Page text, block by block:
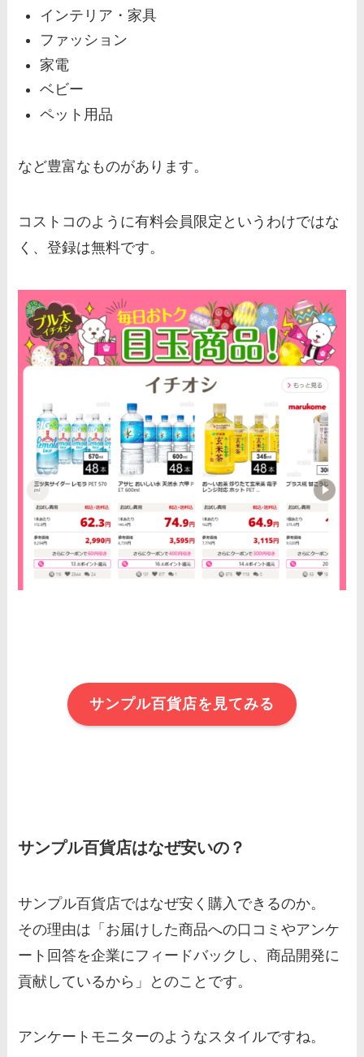
インテリア・家具
ファッション
家電
ベビー
ペット用品
など豊富なものがあります。
コストコのように有料会員限定というわけではな
く、登録は無料です。
サンプル百貨店を見てみる
サンプル百貨店はなぜ安いの？
サンプル百貨店ではなぜ安く購入できるのか。
その理由は「お届けした商品への口コミやアンケ
ート回答を企業にフィードバックし、商品開発に
貢献しているから」とのことです。
アンケートモニターのようなスタイルですね。